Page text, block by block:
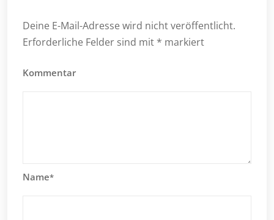
Deine E-Mail-Adresse wird nicht veröffentlicht.
Erforderliche Felder sind mit * markiert
Kommentar
Name*